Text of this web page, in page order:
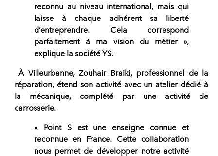
reconnu au niveau international, mais qui
laisse à chaque adhérent sa liberté
d’entreprendre. Cela correspond
parfaitement à ma vision du métier »,
explique la société YS.
À Villeurbanne, Zouhair Braiki, professionnel de la
réparation, étend son activité avec un atelier dédié à
la mécanique, complété par une activité de
carrosserie.
« Point S est une enseigne connue et
reconnue en France. Cette collaboration
nous permet de développer notre activité